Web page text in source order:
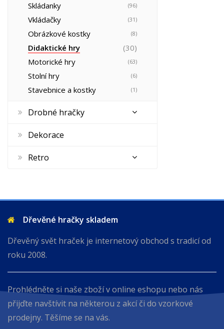
Skládanky (96)
Vkládačky (31)
Obrázkové kostky (8)
Didaktické hry
(30)
Motorické hry
(63)
Stolní hry (6)
Stavebnice a kostky (1)
Drobné hračky
Dekorace
Retro
Dřevěné hračky skladem
Dřevěný svět hraček je internetový obchod s tradicí od
roku 2008.
Prohlédněte si naše zboží v online eshopu nebo nás
přijďte navštívit na některou z akcí či do vzorkové
prodejny. Těšíme se na vás.